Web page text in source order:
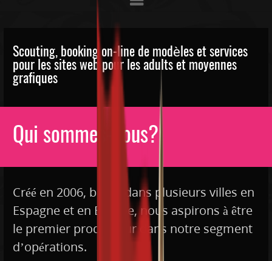
Scouting, booking on-line de modèles et services
pour les sites web pour les adults et moyennes
grafiques
Qui sommes-nous?
Créé en 2006, basée dans plusieurs villes en
Espagne et en Europe, nous aspirons à être
le premier producteur dans notre segment
d’opérations.